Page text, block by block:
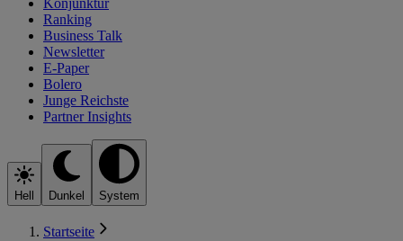
Ranking
Business Talk
Newsletter
E-Paper
Bolero
Junge Reichste
Partner Insights
Hell Dunkel System
Startseite